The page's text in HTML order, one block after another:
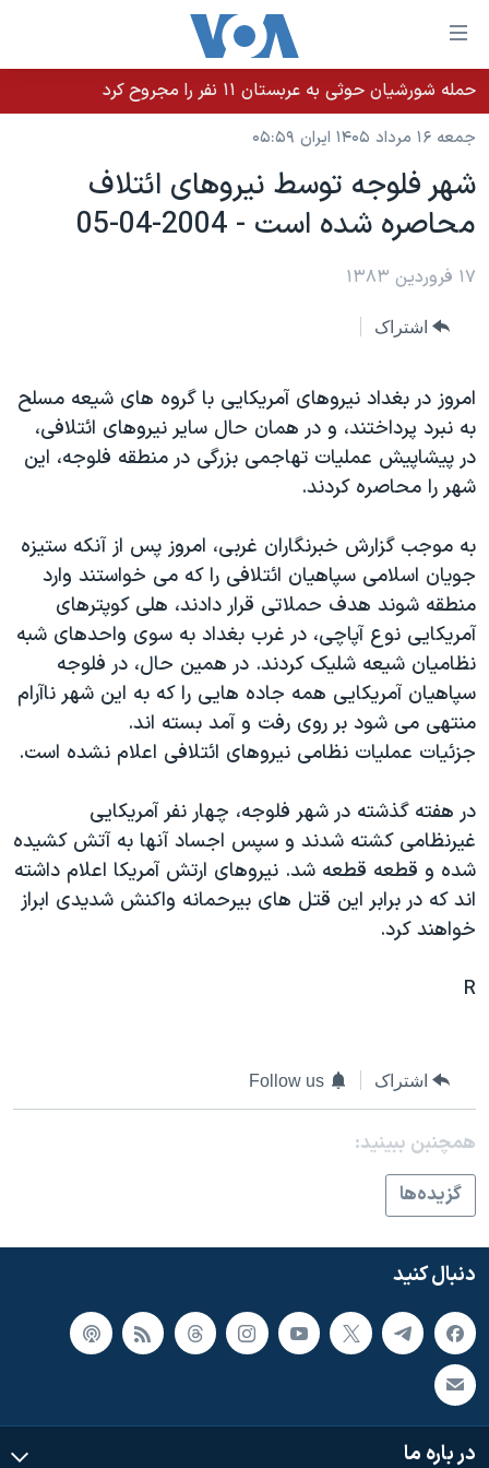
لینکهای
قابل
دسترسی
جهش
محتوای
اصلی
به
اصلی
به
جستجو
خانه
نسخه سبک وب‌سایت
موضوع ها
ایران
آمریکا
گزیده‌ها
ویژه برنامه‌ها
ویدیوها
حقوق شهروندی
اقتصادی
علم و فناوری
اسرائیل در جنگ
گالری عکس
آرشیو پخش زنده
برنامه های تلویزیونی
جدول برنامه ها
صفحه‌های ویژه
عملیات خشم حماسی
۲۵۰سالگی آمریکا
بایگانی برنامه‌های تلویزیونی
انتخابات ریاست جمهوری آمریکا ۲۰۲۴
حمله جمهوری اسلامی به اسرائیل
رمز مهسا
ورزش زنان در ایران
اعتراضات زن، زندگی، آزادی
مجموعه مستندهای دادخواهی
چهل سال گروگان‌گیری
قانون شفافیت دارائی کادر رهبری ایران
اعتراضات مردمی آبان ۹۸
سفر پرزیدنت ترامپ به چین
پخش رادیویی
یادگیری زبان انگلیسی
زبانهای مختلف
حمله شورشیان حوثی به عربستان ۱۱ نفر را مجروح کرد
جمعه ۱۶ مرداد ۱۴۰۵ ایران ۰۵:۵۹
شهر فلوجه توسط نيروهای ائتلاف
محاصره شده است - 2004-04-05
۱۷ فروردین ۱۳۸۳
اشتراک
امروز در بغداد نيروهای آمريکايی با گروه های شيعه مسلح
به نبرد پرداختند، و در همان حال ساير نيروهای ائتلافی،
در پيشاپيش عمليات تهاجمی بزرگی در منطقه فلوجه، اين
شهر را محاصره کردند.
به موجب گزارش خبرنگاران غربی، امروز پس از آنکه ستيزه
جويان اسلامی سپاهيان ائتلافی را که می خواستند وارد
منطقه شوند هدف حملاتی قرار دادند، هلی کوپترهای
آمريکايی نوع آپاچی، در غرب بغداد به سوی واحدهای شبه
نظاميان شيعه شليک کردند. در همين حال، در فلوجه
سپاهيان آمريکايی همه جاده هايی را که به اين شهر ناآرام
منتهی می شود بر روی رفت و آمد بسته اند.
جزئيات عمليات نظامی نيروهای ائتلافی اعلام نشده است.
در هفته گذشته در شهر فلوجه، چهار نفر آمريکايی
غيرنظامی کشته شدند و سپس اجساد آنها به آتش کشيده
شده و قطعه قطعه شد. نيروهای ارتش آمريکا اعلام داشته
اند که در برابر اين قتل های بيرحمانه واکنش شديدی ابراز
خواهند کرد.
R
اشتراک Follow us
همچنبن ببینید:
گزيده‌ها
دنبال کنید
در باره ما